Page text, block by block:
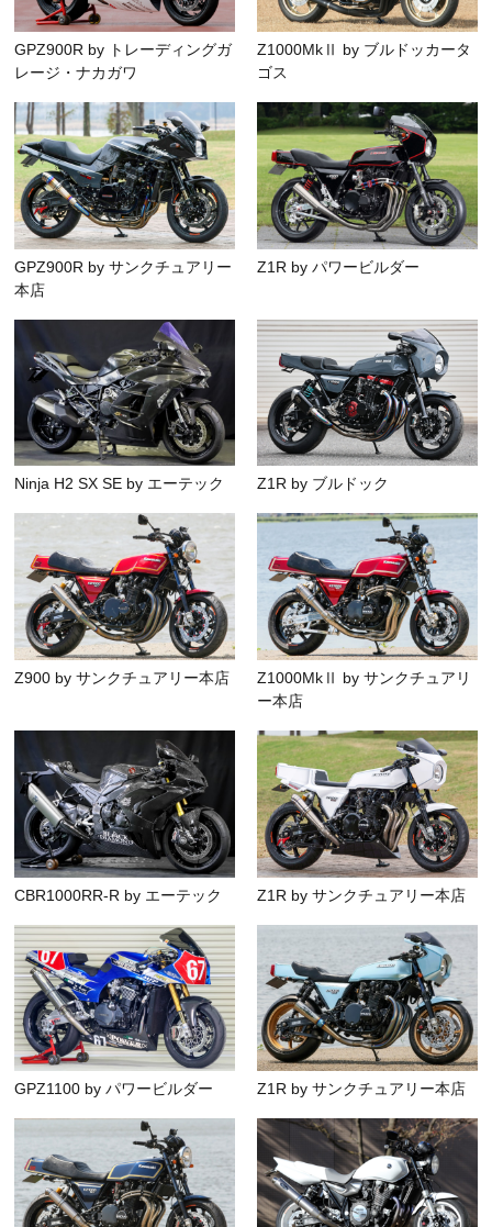
GPZ900R by トレーディングガ
レージ・ナカガワ
Z1000MkⅡ by ブルドッカータ
ゴス
GPZ900R by サンクチュアリー
本店
Z1R by パワービルダー
Ninja H2 SX SE by エーテック Z1R by ブルドック
Z900 by サンクチュアリー本店
Z1000MkⅡ by サンクチュアリ
ー本店
CBR1000RR-R by エーテック Z1R by サンクチュアリー本店
GPZ1100 by パワービルダー Z1R by サンクチュアリー本店